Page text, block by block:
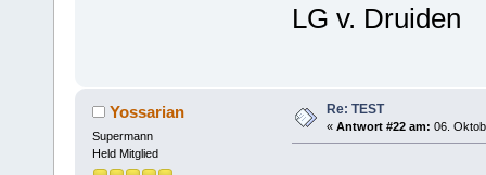
LG v. Druiden
Yossarian
Supermann
Held Mitglied
Re: TEST
« Antwort #22 am: 06.